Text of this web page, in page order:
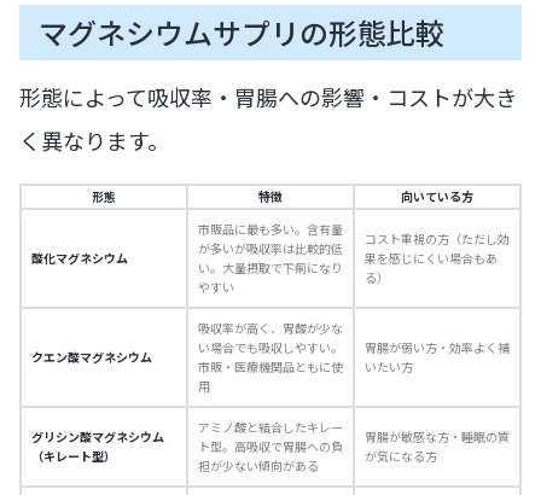
マグネシウムサプリの形態比較
形態によって吸収率・胃腸への影響・コストが大き
く異なります。
形態 特徴 向いている方
酸化マグネシウム
市販品に最も多い。含有量
が多いが吸収率は比較的低
い。大量摂取で下痢になり
やすい
コスト重視の方（ただし効
果を感じにくい場合もあ
る）
クエン酸マグネシウム
吸収率が高く、胃酸が少な
い場合でも吸収しやすい。
市販・医療機関品ともに使
用
胃腸が弱い方・効率よく補
いたい方
グリシン酸マグネシウム
（キレート型）
アミノ酸と結合したキレー
ト型。高吸収で胃腸への負
担が少ない傾向がある
胃腸が敏感な方・睡眠の質
が気になる方